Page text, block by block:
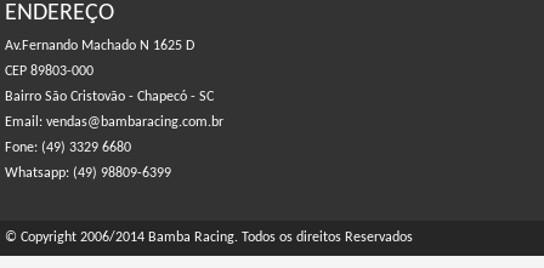
ENDEREÇO
Av.Fernando Machado N 1625 D
CEP 89803-000
Bairro São Cristovão - Chapecó - SC
Email: vendas@bambaracing.com.br
Fone: (49) 3329 6680
Whatsapp: (49) 98809-6399
© Copyright 2006/2014 Bamba Racing. Todos os direitos Reservados